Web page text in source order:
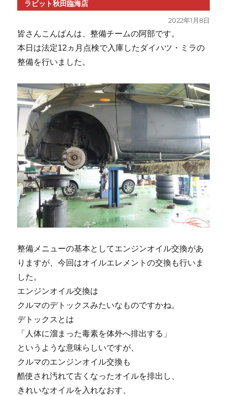
ラビット秋田臨海店
投
稿
日:
2022年1月8日
皆さんこんばんは、整備チームの阿部です。
本日は法定12ヵ月点検で入庫したダイハツ・ミラの
整備を行いました。
整備メニューの基本としてエンジンオイル交換があ
りますが、今回はオイルエレメントの交換も行いま
した。
エンジンオイル交換は
クルマのデトックスみたいなものですかね。
デトックスとは
「人体に溜まった毒素を体外へ排出する」
というような意味らしいですが、
クルマのエンジンオイル交換も
酷使され汚れて古くなったオイルを排出し、
きれいなオイルを入れなおす、